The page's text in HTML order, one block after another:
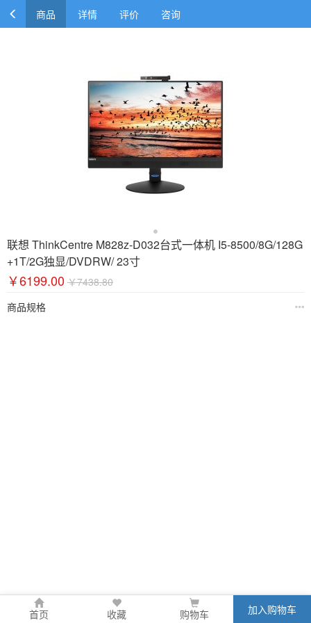
商品 详情 评价 咨询
联想 ThinkCentre M828z-D032台式一体机 I5-8500/8G/128G
+1T/2G独显/DVDRW/ 23寸
￥6199.00 ￥7438.80
商品规格
首页 收藏 购物车 加入购物车